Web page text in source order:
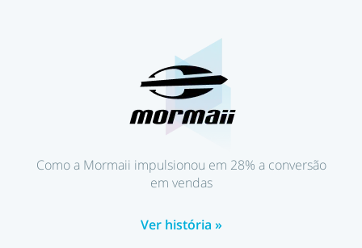
Como a Mormaii impulsionou em 28% a conversão
em vendas
Ver história »